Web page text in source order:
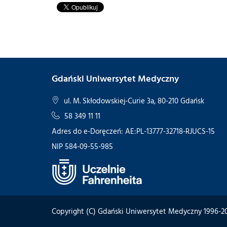
Gdański Uniwersytet Medyczny
ul. M. Skłodowskiej-Curie 3a, 80-210 Gdańsk
58 349 11 11
Adres do e-Doręczeń: AE:PL-13777-32718-RJUCS-15
NIP 584-09-55-985
Copyright (C) Gdański Uniwersytet Medyczny 1996-